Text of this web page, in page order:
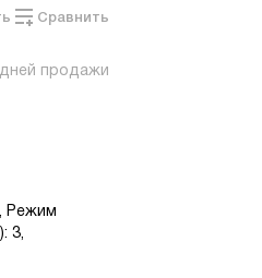
Сравнить
продажи
Режим
3,